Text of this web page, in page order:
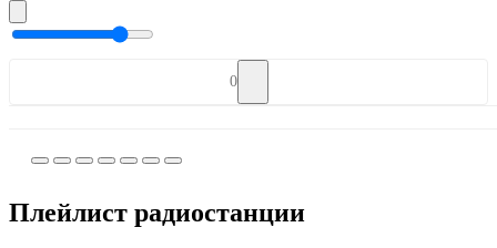
0
Плейлист радиостанции